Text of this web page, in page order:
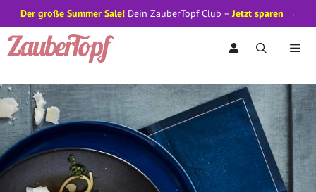
Zum
Inhalt
Der große Summer Sale!Dein ZauberTopf Club –Jetzt sparen →